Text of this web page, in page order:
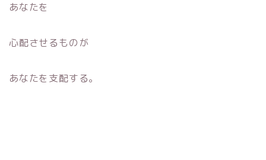
あなたを
心配させるものが
あなたを支配する。